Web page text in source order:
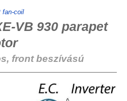
fan-coil
VB 930 parapet
front beszívású